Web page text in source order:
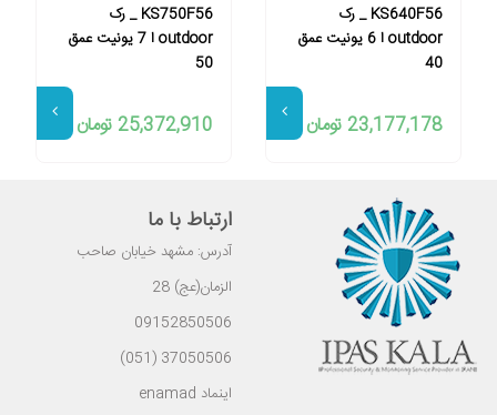
KS640F56 _ رک
outdoor ا 6 یونیت عمق
40
23,177,178 تومان
KS750F56 _ رک
outdoor ا 7 یونیت عمق
50
25,372,910 تومان
ارتباط با ما
آدرس: مشهد خیابان صاحب
الزمان(عج) 28
09152850506
37050506 (051)
اینماد enamad